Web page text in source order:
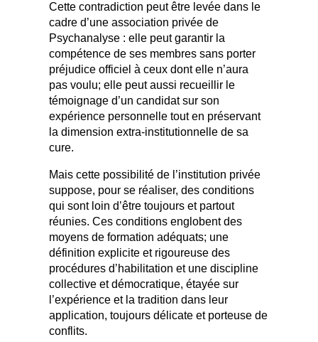
Cette contradiction peut être levée dans le
cadre d’une association privée de
Psychanalyse : elle peut garantir la
compétence de ses membres sans porter
préjudice officiel à ceux dont elle n’aura
pas voulu; elle peut aussi recueillir le
témoignage d’un candidat sur son
expérience personnelle tout en préservant
la dimension extra-institutionnelle de sa
cure.
Mais cette possibilité de l’institution privée
suppose, pour se réaliser, des conditions
qui sont loin d’être toujours et partout
réunies. Ces conditions englobent des
moyens de formation adéquats; une
définition explicite et rigoureuse des
procédures d’habilitation et une discipline
collective et démocratique, étayée sur
l’expérience et la tradition dans leur
application, toujours délicate et porteuse de
conflits.